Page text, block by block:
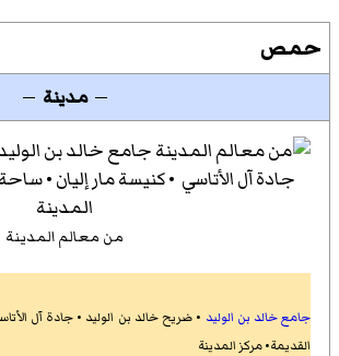
حمص
—مدينة —
من معالم المدينة
جامع خالد بن الوليد • ضريح خالد بن الوليد • جادة آل
القديمة• مركز المدينة